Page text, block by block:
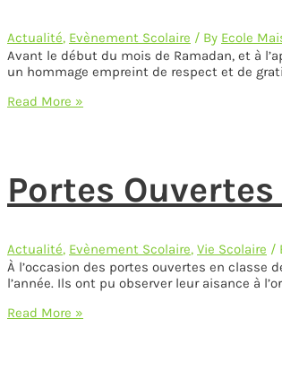
Actualité, Evènement Scolaire / By Ecole
Avant le début du mois de Ramadan, et à
un hommage empreint de respect et de
Hommage
Read More »
Portes Ouvertes
Actualité, Evènement Scolaire, Vie Scolaire /
À l’occasion des portes ouvertes en
l’année. Ils ont pu observer leur aisance à
Portes
Read More »